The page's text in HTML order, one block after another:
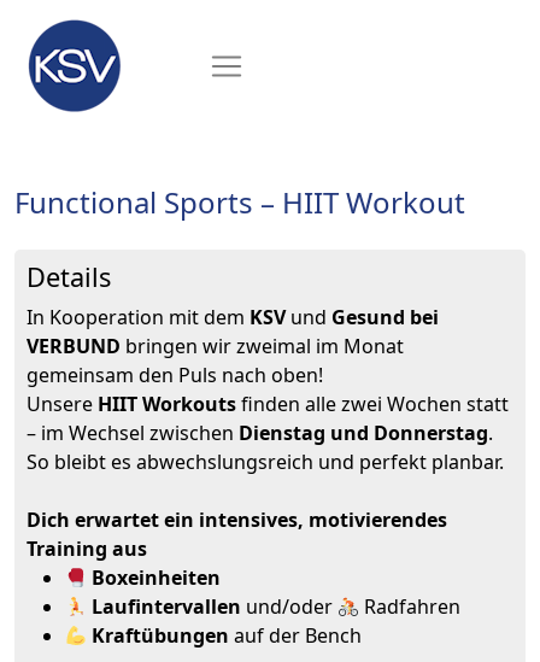
Functional Sports – HIIT Workout
Details
In Kooperation mit dem KSVund Gesund bei
VERBUND bringen wir zweimal im Monat
gemeinsam den Puls nach oben!
Unsere HIIT Workoutsfinden alle zwei Wochen statt
– im Wechsel zwischen Dienstag und Donnerstag.
So bleibt es abwechslungsreich und perfekt planbar.
Dich erwartet ein intensives, motivierendes
Training aus
Boxeinheiten
Laufintervallen und/oder
Radfahren
Kraftübungen auf der Bench